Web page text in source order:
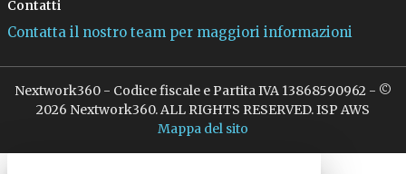
Contatti
Contatta il nostro team per maggiori informazioni
Nextwork360 - Codice fiscale e Partita IVA 13868590962 - ©
2026 Nextwork360. ALL RIGHTS RESERVED. ISP AWS
Mappa del sito